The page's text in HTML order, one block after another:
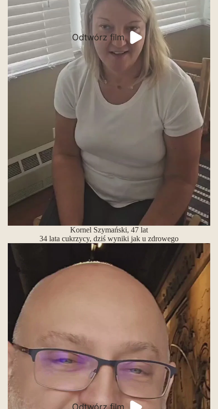
Odtwórz film
Kornel Szymański, 47 lat
34 lata cukrzycy, dziś wyniki jak u zdrowego
Odtwórz film